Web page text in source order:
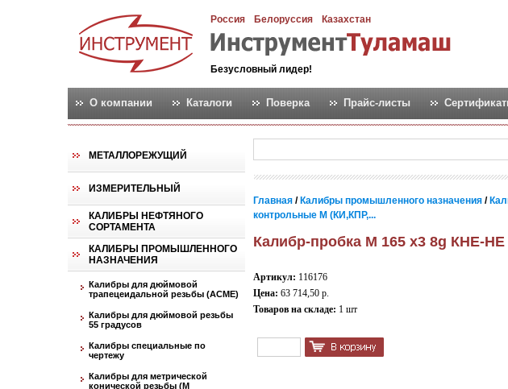
Россия Белоруссия Казахстан
Безусловный лидер!
О компании Каталоги Поверка Прайс-листы
МЕТАЛЛОРЕЖУЩИЙ
ИЗМЕРИТЕЛЬНЫЙ
КАЛИБРЫ НЕФТЯНОГО
СОРТАМЕНТА
КАЛИБРЫ ПРОМЫШЛЕННОГО
НАЗНАЧЕНИЯ
Калибры для дюймовой
трапецеидальной резьбы (АСМЕ)
Калибры для дюймовой резьбы
55 градусов
Калибры специальные по
чертежу
Калибры для метрической
конической резьбы (М
Главная / Калибры промышленного назначения /
контрольные М (КИ,КПР,...
Калибр-пробка М 165 х3 8g КНЕ-НЕ
Артикул: 116176
Цена: 63 714,50 р.
Товаров на складе: 1 шт